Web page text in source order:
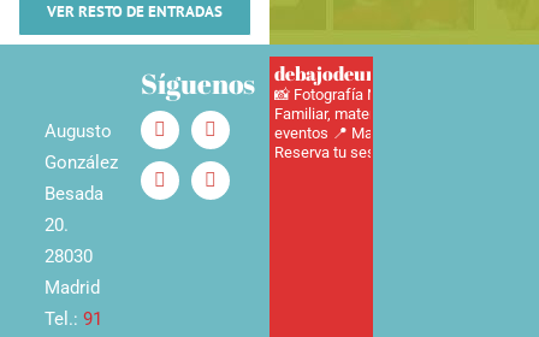
VER RESTO DE ENTRADAS
Augusto
González
Besada
20.
28030
Madrid
Tel.: 91
Síguenos debajodeunbotonfotografia
📸 Fotografía Newborn, Infantil,
Familiar, maternidad, adultos y
eventos 📍 Madrid 📞625466901
Reserva tu sesión aquí ⬇️